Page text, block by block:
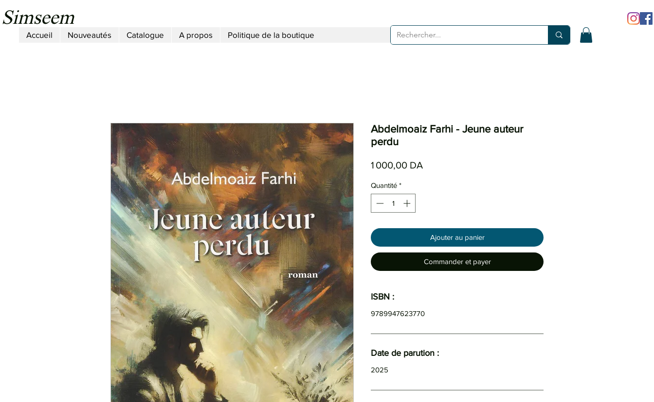
Simseem
Accueil Nouveautés Catalogue A propos Politique de la boutique
Abdelmoaiz Farhi - Jeune auteur
perdu
1 000,00 DA
Quantité *
Ajouter au panier
Commander et payer
ISBN :
9789947623770
Date de parution :
2025